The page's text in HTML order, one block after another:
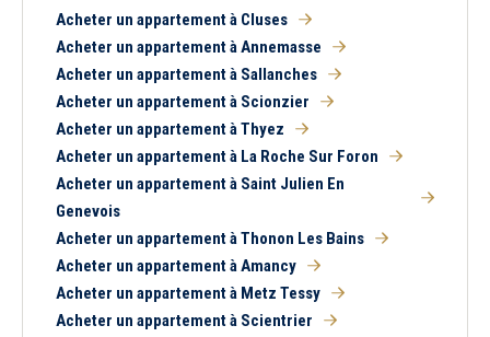
Acheter un appartement à Cluses
Acheter un appartement à Annemasse
Acheter un appartement à Sallanches
Acheter un appartement à Scionzier
Acheter un appartement à Thyez
Acheter un appartement à La Roche Sur Foron
Acheter un appartement à Saint Julien En
Genevois
Acheter un appartement à Thonon Les Bains
Acheter un appartement à Amancy
Acheter un appartement à Metz Tessy
Acheter un appartement à Scientrier